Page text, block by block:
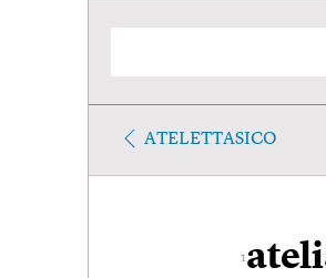
ATELETTASICO
1